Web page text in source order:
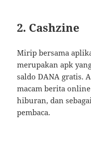
2. Cashzine
Mirip bersama
merupakan apk
saldo DANA gratis.
macam berita
hiburan, dan
pembaca.